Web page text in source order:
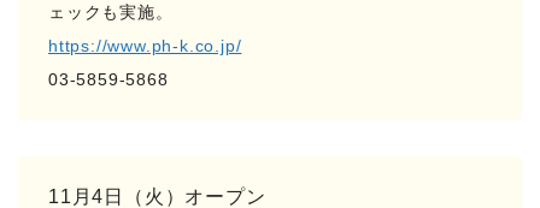
ェックも実施。
https://www.ph-k.co.jp/
03-5859-5868
11月4日（火）オープン